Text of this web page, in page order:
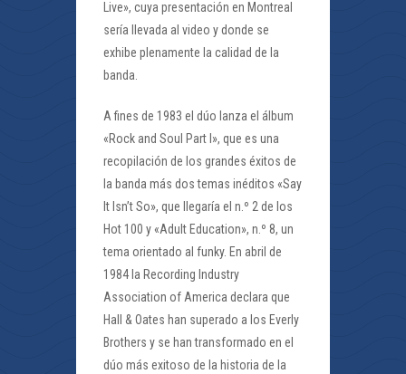
Live», cuya presentación en Montreal
sería llevada al video y donde se
exhibe plenamente la calidad de la
banda.
A fines de 1983 el dúo lanza el álbum
«Rock and Soul Part I», que es una
recopilación de los grandes éxitos de
la banda más dos temas inéditos «Say
It Isn’t So», que llegaría el n.º 2 de los
Hot 100 y «Adult Education», n.º 8, un
tema orientado al funky. En abril de
1984 la Recording Industry
Association of America declara que
Hall & Oates han superado a los Everly
Brothers y se han transformado en el
dúo más exitoso de la historia de la